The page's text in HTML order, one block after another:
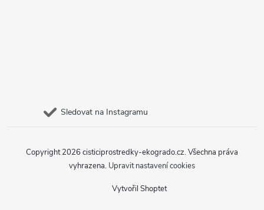
Sledovat na Instagramu
Vytvořil Shoptet
Copyright 2026 cisticiprostredky-ekogrado.cz. Všechna práva
vyhrazena. Upravit nastavení cookies